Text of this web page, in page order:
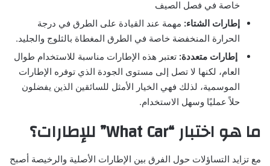
خاصة في فصل الصيف
إطارات الشتاء: مهمة عند القيادة على الطرق في درجة
الحرارة المنخفضة خاصة في الطرق المغطاة بالثلوج والجليد.
إطارات متعددة: تعتبر هذه الإطارات مناسبة للاستخدام طوال
العام، لكنها لا تصل إلى مستوى الجودة الذي توفره الإطارات
الموسمية، لذلك فهي الخيار الأمثل للسائقين الذين يفضلون
حلاً عمليًا وسهل الاستخدام.
ما هو اختبار “What Car” للإطارات؟
مع تزايد التساؤلات حول الفرق بين الإطارات الأصلية والرخيصة أصبح